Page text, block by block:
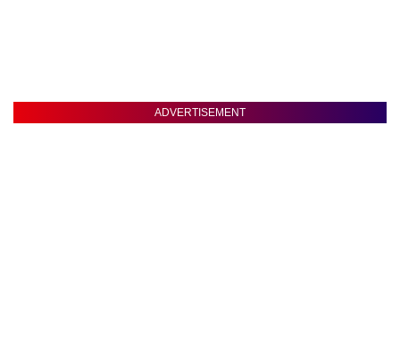
ADVERTISEMENT